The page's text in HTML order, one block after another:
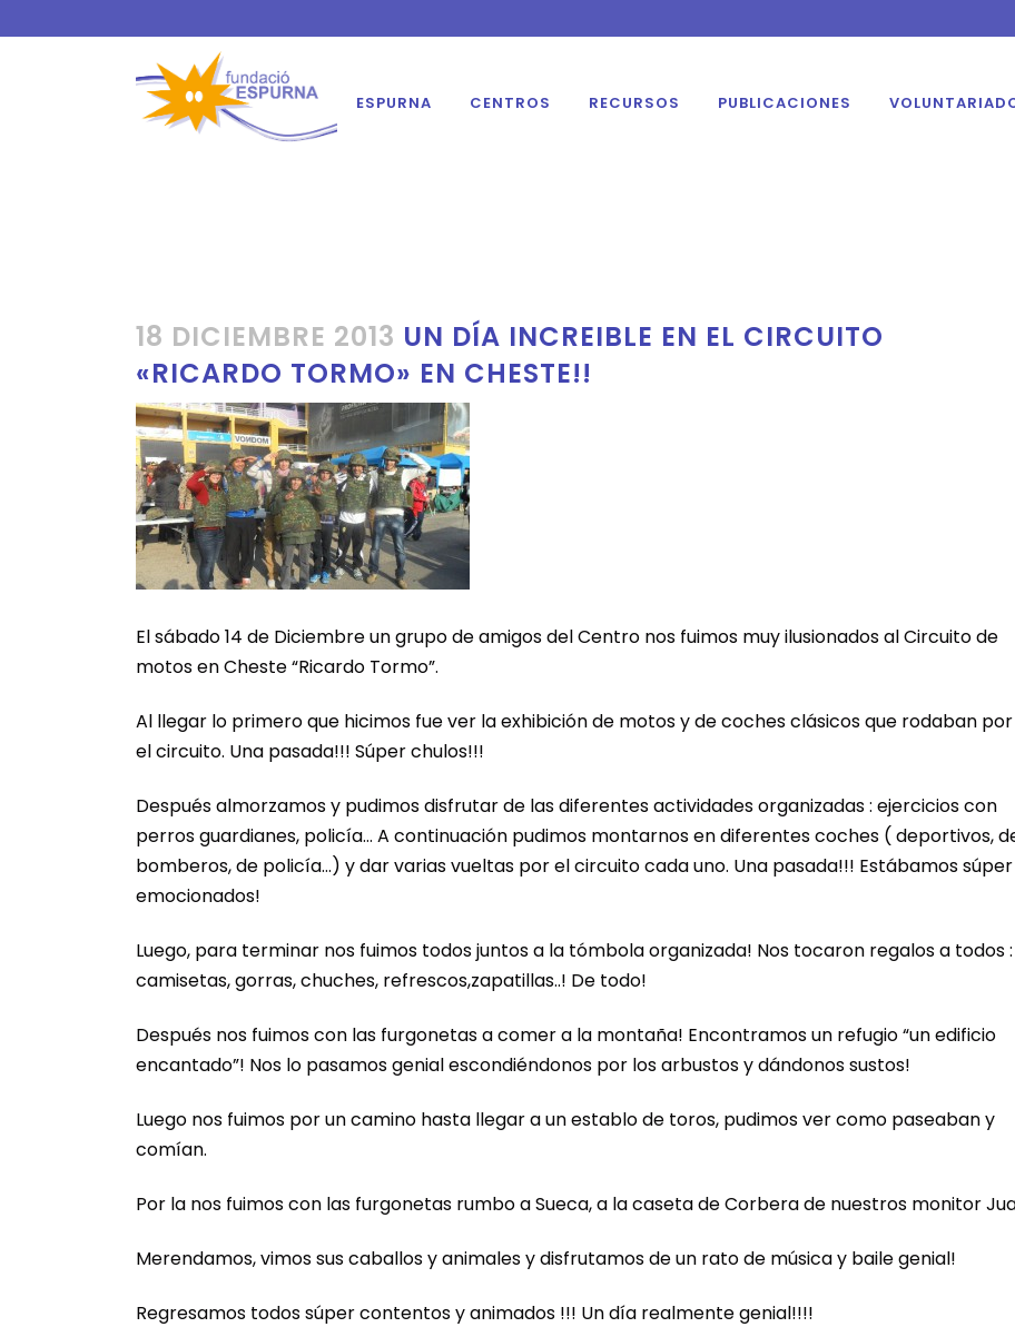
ESPURNA CENTROS RECURSOS PUBLICACIONES
18 DICIEMBRE 2013 UN DÍA INCREIBLE EN EL CIRCUITO
«RICARDO TORMO» EN CHESTE!!
El sábado 14 de Diciembre un grupo de amigos del Centro nos fuimos muy ilusionados al Circuito de
motos en Cheste “Ricardo Tormo”.
Al llegar lo primero que hicimos fue ver la exhibición de motos y de coches clásicos que rodaban por
el circuito. Una pasada!!! Súper chulos!!!
Después almorzamos y pudimos disfrutar de las diferentes actividades organizadas : ejercicios con
perros guardianes, policía… A continuación pudimos montarnos en diferentes coches ( deportivos,
bomberos, de policía…) y dar varias vueltas por el circuito cada uno. Una pasada!!! Estábamos súper
emocionados!
Luego, para terminar nos fuimos todos juntos a la tómbola organizada! Nos tocaron regalos a todos :
camisetas, gorras, chuches, refrescos,zapatillas..! De todo!
Después nos fuimos con las furgonetas a comer a la montaña! Encontramos un refugio “un edificio
encantado”! Nos lo pasamos genial escondiéndonos por los arbustos y dándonos sustos!
Luego nos fuimos por un camino hasta llegar a un establo de toros, pudimos ver como paseaban y
comían.
Por la nos fuimos con las furgonetas rumbo a Sueca, a la caseta de Corbera de nuestros monitor
Merendamos, vimos sus caballos y animales y disfrutamos de un rato de música y baile genial!
Regresamos todos súper contentos y animados !!! Un día realmente genial!!!!